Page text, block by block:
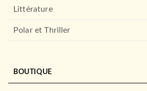
Littérature
Polar et Thriller
BOUTIQUE